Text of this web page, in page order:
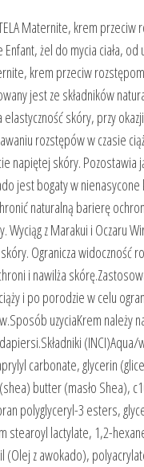
Maternite, krem przeciw
Enfant, żel do mycia ciała,
krem przeciw
jest ze składników
skóry, przy
rozstępów w czasie
napiętej skóry. Pozostawia
jest bogaty w nienasycone
naturalną barierę
Wyciąg z Marakui i Oczaru
Ogranicza widoczność
i nawilża
i po porodzie w celu
uzyciaKrem należy
carbonate, glycerin
butter (masło Shea),
polyglyceryl-3 esters,
stearoyl lactylate, 1,2-
(Olej z awokado),